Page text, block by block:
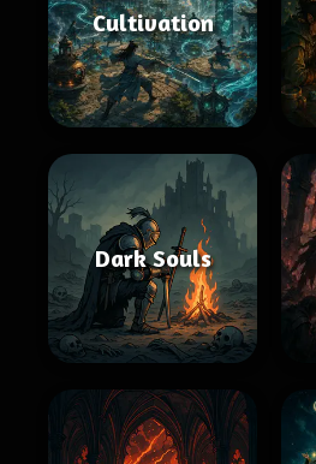
Cultivation
Dark Souls